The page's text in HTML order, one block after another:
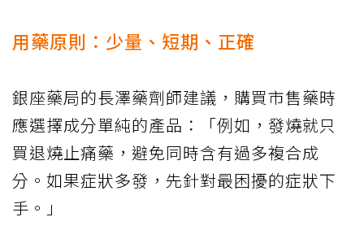
用藥原則：少量、短期、正確
銀座藥局的長澤藥劑師建議，購買市售藥時
應選擇成分單純的產品：「例如，發燒就只
買退燒止痛藥，避免同時含有過多複合成
分。如果症狀多發，先針對最困擾的症狀下
手。」